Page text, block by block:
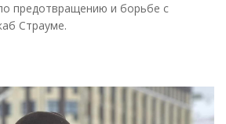
предотвращению и борьбе с
Страуме.